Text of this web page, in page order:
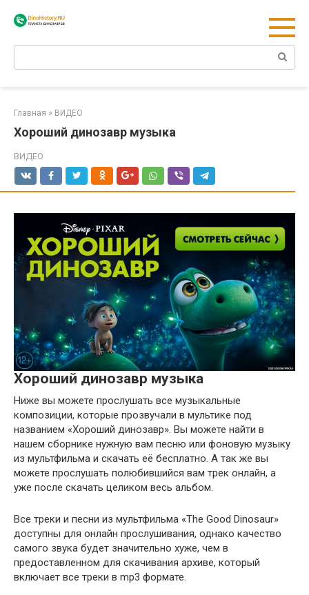
Главная » ВИДЕО
Хороший динозавр музыка
ВИДЕО
Хороший динозавр музыка
Ниже вы можете прослушать все музыкальные
композиции, которые прозвучали в мультике под
названием «Хороший динозавр». Вы можете найти в
нашем сборнике нужную вам песню или фоновую музыку
из мультфильма и скачать её бесплатно. А так же вы
можете прослушать полюбившийся вам трек онлайн, а
уже после скачать целиком весь альбом.
Все треки и песни из мультфильма «The Good Dinosaur»
доступны для онлайн прослушивания, однако качество
самого звука будет значительно хуже, чем в
предоставленном для скачивания архиве, который
включает все треки в mp3 формате.